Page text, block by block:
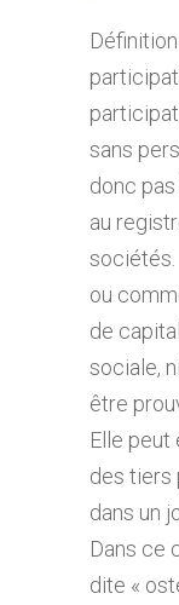
sans
donc
au
ou
de
sociale,
être
Elle peut
des tiers
dans un
Dans ce
dite «